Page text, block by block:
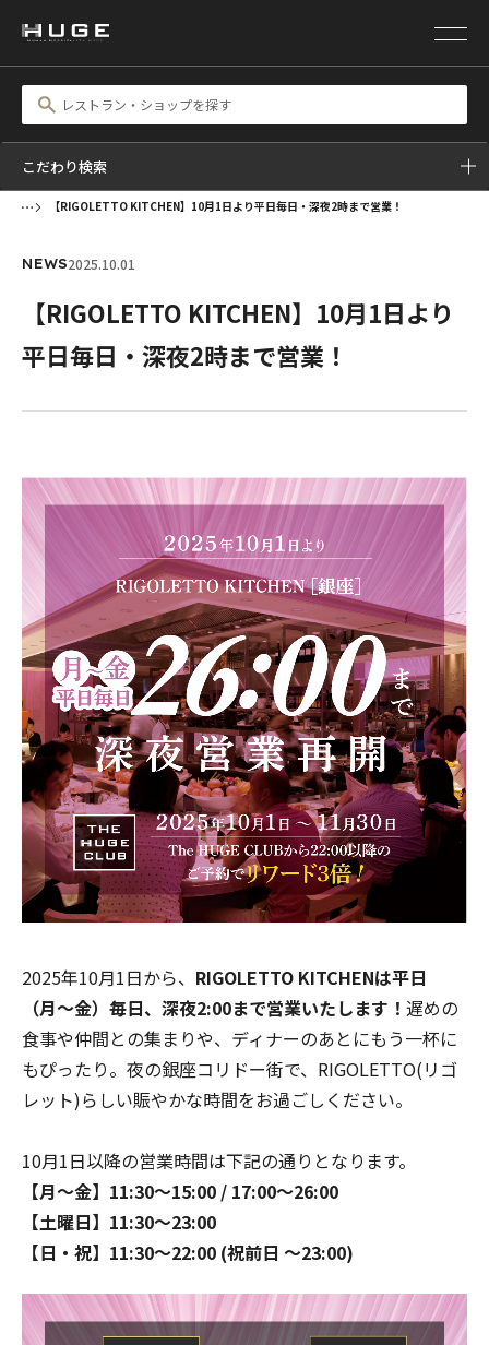
こだわり検索
【RIGOLETTO KITCHEN】10月1日より平日毎日・深夜2時まで営業！
NEWS2025.10.01
【RIGOLETTO KITCHEN】10月1日より
平日毎日・深夜2時まで営業！
2025年10月1日から、 RIGOLETTO KITCHENは平日
（月〜金）毎日、深夜2:00まで営業いたします！ 遅めの
食事や仲間との集まりや、ディナーのあとにもう一杯に
もぴったり。夜の銀座コリドー街で、RIGOLETTO(リゴ
レット)らしい賑やかな時間をお過ごしください。
10月1日以降の営業時間は下記の通りとなります。
【月～金】11:30～15:00 / 17:00～26:00
【土曜日】11:30～23:00
【日・祝】11:30～22:00 (祝前日 ～23:00)